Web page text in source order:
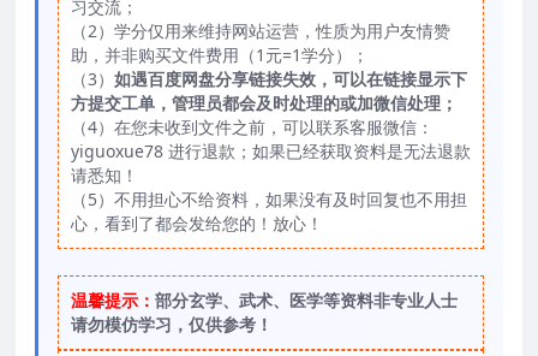
习交流；
（2）学分仅用来维持网站运营，性质为用户友情赞
助，并非购买文件费用（1元=1学分）；
（3） 如遇百度网盘分享链接失效，可以在链接显示下
方提交工单，管理员都会及时处理的或加微信处理；
（4）在您未收到文件之前，可以联系客服微信：
yiguoxue78 进行退款；如果已经获取资料是无法退款
请悉知！
（5）不用担心不给资料，如果没有及时回复也不用担
心，看到了都会发给您的！放心！
温馨提示： 部分玄学、武术、医学等资料非专业人士
请勿模仿学习，仅供参考！